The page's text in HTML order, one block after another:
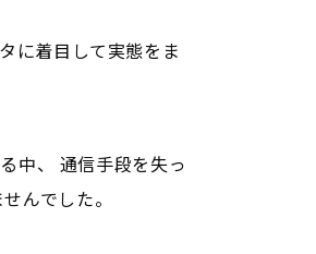
に着目して実態をま
中、 通信手段を失っ
んでした。